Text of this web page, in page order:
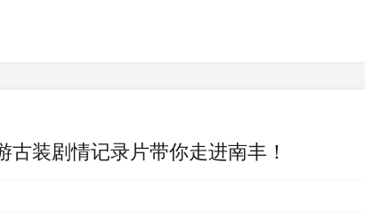
装剧情记录片带你走进南丰！